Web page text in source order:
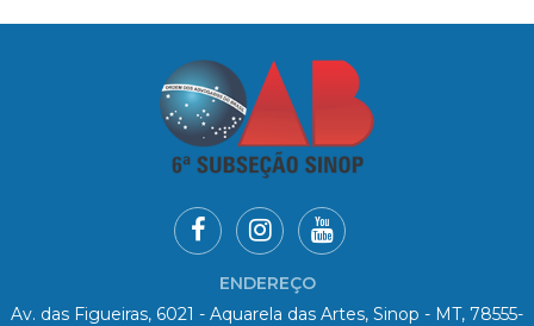
ENDEREÇO
Av. das Figueiras, 6021 - Aquarela das Artes, Sinop - MT, 78555-